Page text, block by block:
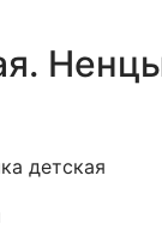
детская